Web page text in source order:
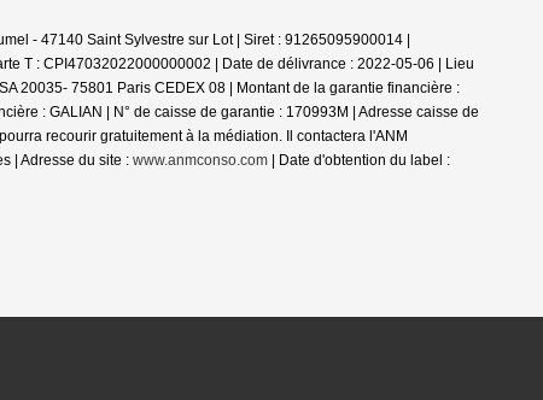
- 47140 Saint Sylvestre sur Lot | Siret : 91265095900014 |
T : CPI47032022000000002 | Date de délivrance : 2022-05-06 | Lieu
20035- 75801 Paris CEDEX 08 | Montant de la garantie financière :
: GALIAN | N° de caisse de garantie : 170993M | Adresse caisse de
recourir gratuitement à la médiation. Il contactera l'ANM
| Adresse du site : www.anmconso.com | Date d'obtention du label :